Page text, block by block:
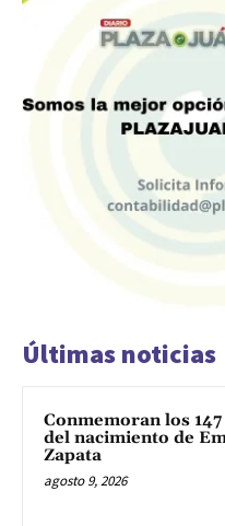
Últimas noticias
Conmemoran los
del nacimiento de
Zapata
agosto 9, 2026